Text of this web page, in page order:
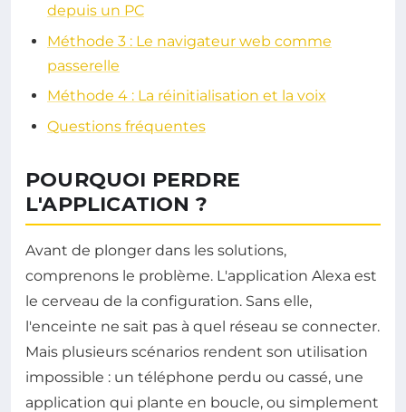
depuis un PC
Méthode 3 : Le navigateur web comme
passerelle
Méthode 4 : La réinitialisation et la voix
Questions fréquentes
POURQUOI PERDRE
L'APPLICATION ?
Avant de plonger dans les solutions,
comprenons le problème. L'application Alexa est
le cerveau de la configuration. Sans elle,
l'enceinte ne sait pas à quel réseau se connecter.
Mais plusieurs scénarios rendent son utilisation
impossible : un téléphone perdu ou cassé, une
application qui plante en boucle, ou simplement